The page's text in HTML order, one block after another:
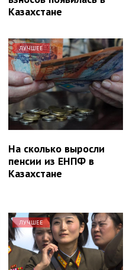
Казахстане
ЛУЧШЕЕ
На сколько выросли
пенсии из ЕНПФ в
Казахстане
ЛУЧШЕЕ